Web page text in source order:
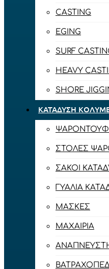
CASTING
EGING
SURF
HEAVY
SHORE
ΚΑΤΆΔΥΣΗ
ΣΤΟΛΈΣ
ΣΆΚΟΙ
ΓΥΑΛΙΆ
ΜΆΣΚΕΣ
ΜΑΧΑΊΡΙΑ